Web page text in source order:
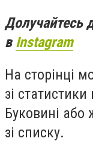
Долучайтесь
в Instagram
На сторінці
зі
Буковині або
зі списку.